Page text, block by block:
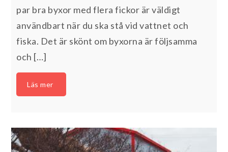
par bra byxor med flera fickor är väldigt
användbart när du ska stå vid vattnet och
fiska. Det är skönt om byxorna är följsamma
och […]